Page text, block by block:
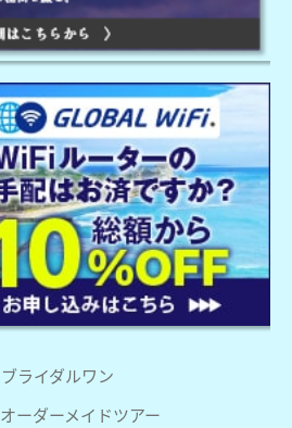
ブライダルワン
オーダーメイドツアー